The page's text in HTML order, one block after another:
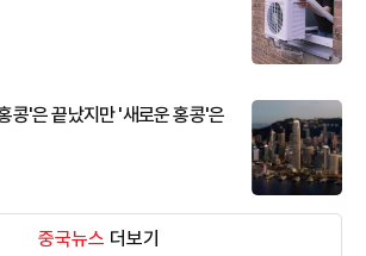
콩'은 끝났지만 '새로운 홍콩'은
중국뉴스 더보기